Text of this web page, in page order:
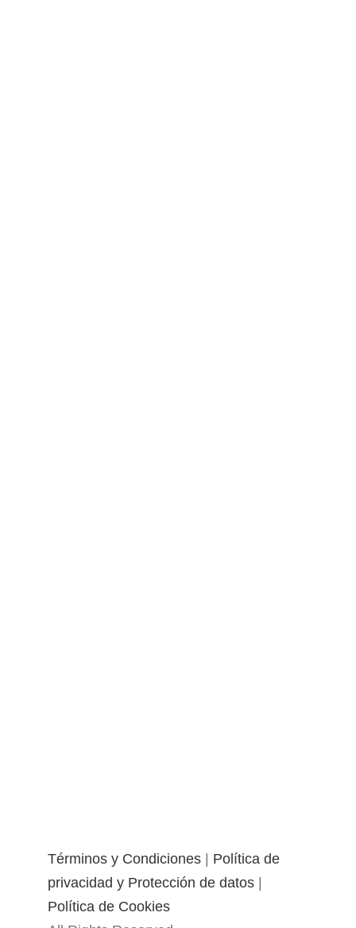
Términos y Condiciones
Política de
privacidad y Protección de datos
Política de Cookies